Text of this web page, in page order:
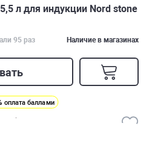
л для индукции Nord stone
95 раз Наличие в магазинах
оплата баллами